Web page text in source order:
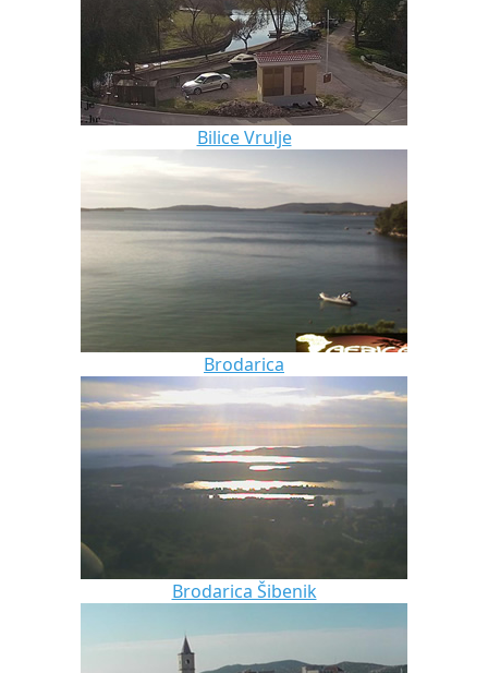
Bilice Vrulje
Brodarica
Brodarica Šibenik